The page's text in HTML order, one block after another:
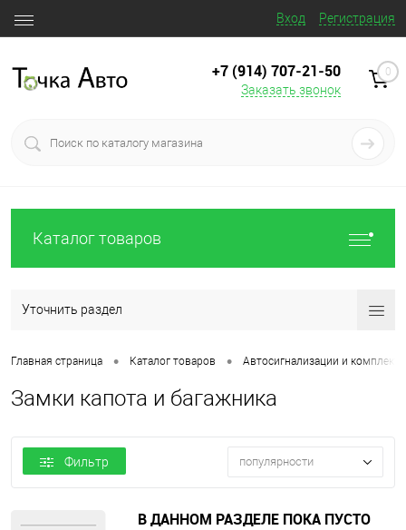
Вход Регистрация
+7 (914) 707‒21‒50
Заказать звонок
0
Каталог товаров
Уточнить раздел
Главная страница • Каталог товаров • Автосигнализации и
Замки капота и багажника
Фильтр популярности
В ДАННОМ РАЗДЕЛЕ ПОКА ПУСТО